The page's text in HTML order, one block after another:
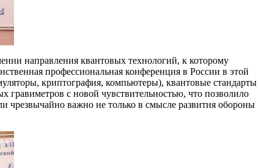
направления квантовых технологий, к которому
профессиональная конференция в России в этой
криптография, компьютеры), квантовые стандарты
гравиметров с новой чувствительностью, что позволило
чрезвычайно важно не только в смысле развития обороны